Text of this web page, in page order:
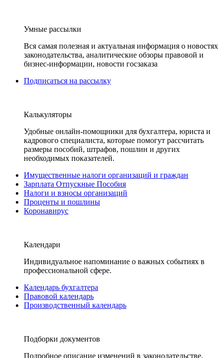
Умные рассылки
Вся самая полезная и актуальная информация о новостях
законодательства, аналитические обзоры правовой и
бизнес-информации, новости госзаказа
Подписаться на рассылку
Калькуляторы
Удобные онлайн-помощники для бухгалтера, юриста и
кадрового специалиста, которые помогут рассчитать
размеры пособий, штрафов, пошлин и других
необходимых показателей.
Имущественные налоги организаций и граждан
Зарплата Отпускные Пособия
Налоги и взносы организаций
Проценты и пошлины
Коронавирус
Календари
Индивидуальное напоминание о важных событиях в
профессиональной сфере.
Календарь бухгалтера
Правовой календарь
Производственный календарь
Подборки документов
Подробное описание изменений в законодательстве,